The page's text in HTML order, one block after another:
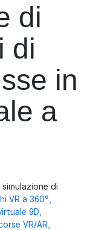
di
di
in
a
di
VR a 360°,
9D,
VR/AR,